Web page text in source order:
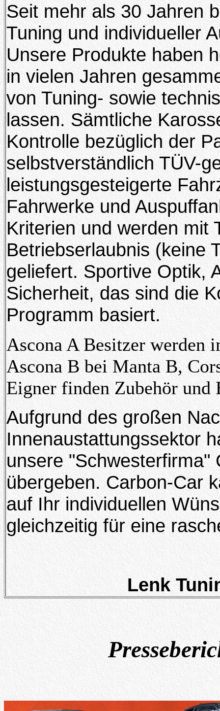
Seit mehr als 30 Jahren
Tuning und individueller
Unsere Produkte haben
in vielen Jahren
von Tuning- sowie
lassen. Sämtliche
Kontrolle bezüglich der
selbstverständlich TÜV-
leistungsgesteigerte
Fahrwerke und
Kriterien und werden mit
Betriebserlaubnis (keine
geliefert. Sportive Optik,
Sicherheit, das sind die
Programm basiert.
Ascona A Besitzer werden
Ascona B bei Manta B,
Eigner finden Zubehör
Aufgrund des großen
Innenaustattungssektor
unsere "Schwesterfirma"
übergeben. Carbon-Car
auf Ihr individuellen
gleichzeitig für eine
Lenk